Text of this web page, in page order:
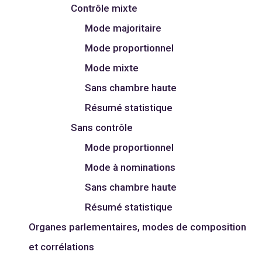
Contrôle mixte
Mode majoritaire
Mode proportionnel
Mode mixte
Sans chambre haute
Résumé statistique
Sans contrôle
Mode proportionnel
Mode à nominations
Sans chambre haute
Résumé statistique
Organes parlementaires, modes de composition
et corrélations